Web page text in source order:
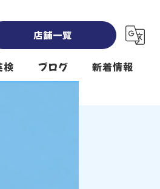
店舗一覧
本校 south
north
検 ブログ 新着情報